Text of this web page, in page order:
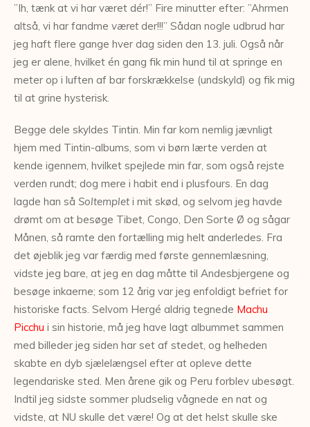
”Ih, tænk at vi har været dér!” Fire minutter efter: ”Ahrmen
altså, vi har fandme væretder!!!” Sådan nogle udbrud har
jeg haft flere gange hver dag siden den 13. juli. Også når
jeg er alene, hvilket én gang fik min hund til at springe en
meter op i luften af bar forskrækkelse (undskyld) og fik mig
til at grine hysterisk.
Begge dele skyldes Tintin. Min far kom nemlig jævnligt
hjem med Tintin-albums, som vi børn lærte verden at
kende igennem, hvilket spejlede min far, som også rejste
verden rundt; dog mere i habit end i plusfours. En dag
lagde han så Soltempleti mit skød og selvom jeg havde
drømt om at besøge Tibet, Congo, Den Sorte Ø og sågar
Månen, så ramte den fortælling mig helt anderledes. Fra
det øjeblik jeg var færdig med første gennemlæsning,
vidste jeg bare, at jeg en dag måtte til Andesbjergene og
besøge inkaerne; som 12 årig var jeg enfoldigt befriet for
historiske facts. Selvom Hergé aldrig tegnede Machu
Picchu i sin historie, må jeg have lagt albummet sammen
med billeder jeg siden har set af stedet, og helheden
skabte en dyb sjælelængsel efter at opleve dette
legendariske sted. Men årene gik og Peru forblev ubesøgt.
Indtil jeg sidste sommer pludselig vågnede en nat og
vidste, at NU skulle det være! Og at det helst skulle ske